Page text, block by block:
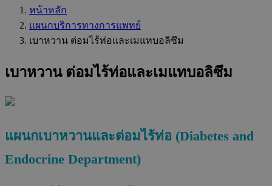
หน้าหลัก
แผนกบริการทางการแพทย์
เบาหวาน ต่อมไร้ท่อและเมแทบอลิซึม
เบาหวาน ต่อมไร้ท่อและเมแทบอลิซึม
แผนกเบาหวานและต่อมไร้ท่อ (Diabetes and
Endocrine Department)